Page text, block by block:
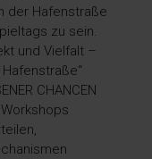
der Hafenstraße
zu sein.
und Vielfalt –
CHANCEN